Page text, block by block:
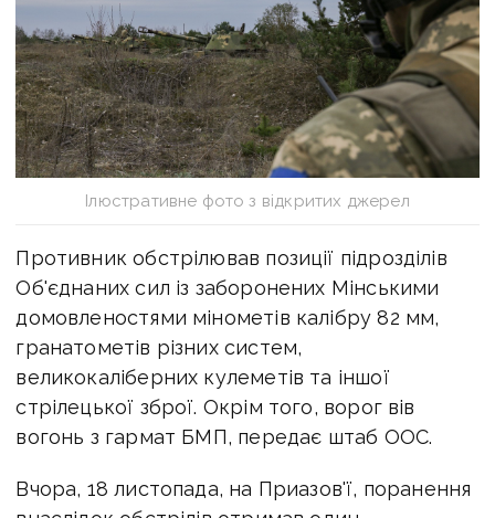
Ілюстративне фото з відкритих джерел
Противник обстрілював позиції підрозділів
Об'єднаних сил із заборонених Мінськими
домовленостями мінометів калібру 82 мм,
гранатометів різних систем,
великокаліберних кулеметів та іншої
стрілецької зброї. Окрім того, ворог вів
вогонь з гармат БМП, передає штаб ООС.
Вчора, 18 листопада, на Приазов'ї, поранення